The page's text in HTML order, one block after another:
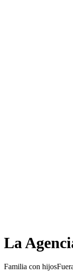
La
Familia con hijos